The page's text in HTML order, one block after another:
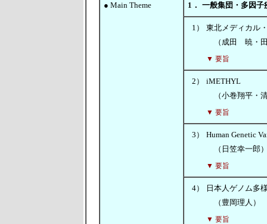
● Main Theme 1． 一般集団・多因子
1）
東北メディカル
（成田 暁・
▼ 要旨
2）
iMETHYL
（小巻翔平・
▼ 要旨
3）
Human Genetic
（日笠幸一郎
▼ 要旨
4）
日本人ゲノム多
（豊岡理人）
▼ 要旨